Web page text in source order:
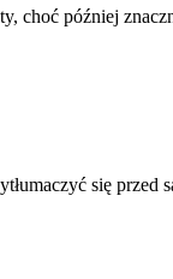
choć później
się przed